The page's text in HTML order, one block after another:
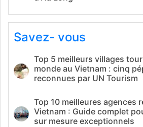
Savez- vous
Top 5 meilleurs villages
monde au Vietnam : cinq
reconnues par UN Tourism
Top 10 meilleures agences
Vietnam : Guide complet
sur mesure exceptionnels